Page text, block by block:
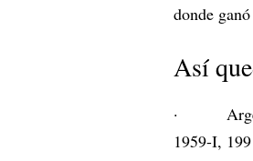
donde
Así
·
1959-I,